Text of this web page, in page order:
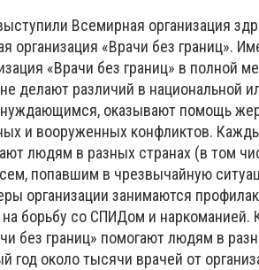
Всемирная организация
«Врачи без границ».
«Врачи без границ» в полной
делают различий в национальной
оказывают помощь
и вооруженных конфликтов.
людям в разных странах (в том
попавшим в чрезвычайную
организации занимаются
на борьбу со СПИДом и наркоманией.
без границ» помогают людям в
год около тысячи врачей от